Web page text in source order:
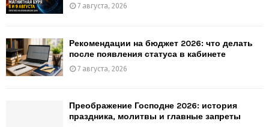
7 августа, 2026
Рекомендации на бюджет 2026: что делать
после появления статуса в кабинете
7 августа, 2026
Преображение Господне 2026: история
праздника, молитвы и главные запреты